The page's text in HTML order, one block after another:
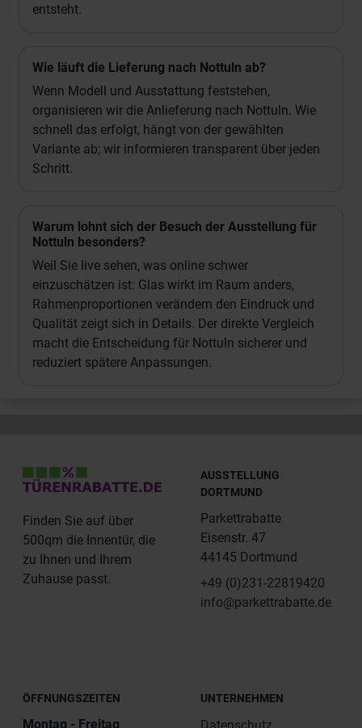
entsteht.
Wie läuft die Lieferung nach Nottuln ab?
Wenn Modell und Ausstattung feststehen,
organisieren wir die Anlieferung nach Nottuln. Wie
schnell das erfolgt, hängt von der gewählten
Variante ab; wir informieren transparent über jeden
Schritt.
Warum lohnt sich der Besuch der Ausstellung für
Nottuln besonders?
Weil Sie live sehen, was online schwer
einzuschätzen ist: Glas wirkt im Raum anders,
Rahmenproportionen verändern den Eindruck und
Qualität zeigt sich in Details. Der direkte Vergleich
macht die Entscheidung für Nottuln sicherer und
reduziert spätere Anpassungen.
Finden Sie auf über
500qm die Innentür, die
zu Ihnen und Ihrem
Zuhause passt.
AUSSTELLUNG
DORTMUND
Parkettrabatte
Eisenstr. 47
44145 Dortmund
+49 (0)231-22819420
info@parkettrabatte.de
ÖFFNUNGSZEITEN
Montag - Freitag
UNTERNEHMEN
Datenschutz